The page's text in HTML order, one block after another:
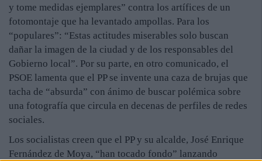
y tome medidas ejemplares” contra los artífices de un
fotomontaje que ha levantado ampollas. Para los
“populares”: “Estas actitudes miserables solo buscan
dañar la imagen de la ciudad y de los responsables del
Gobierno local”. Por su parte, en otro comunicado, el
PSOE lamenta que el PP se invente una caza de brujas que
tacha de “absurda” con ánimo de buscar polémica sobre
una fotografía que circula en decenas de perfiles de redes
sociales.
Los socialistas creen que el PP y su alcalde, José Enrique
Fernández de Moya, “han tocado fondo” lanzando